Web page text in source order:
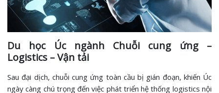
Du học Úc ngành Chuỗi cung ứng –
Logistics – Vận tải
Sau đại dịch, chuỗi cung ứng toàn cầu bị gián đoạn, khiến Úc
ngày càng chú trọng đến việc phát triển hệ thống logistics nội